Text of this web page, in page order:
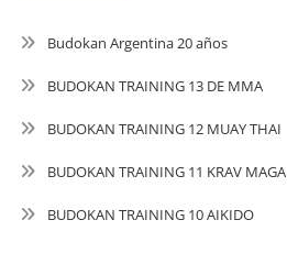
Budokan Argentina 20 años
BUDOKAN TRAINING 13 DE MMA
BUDOKAN TRAINING 12 MUAY THAI
BUDOKAN TRAINING 11 KRAV MAGA
BUDOKAN TRAINING 10 AIKIDO